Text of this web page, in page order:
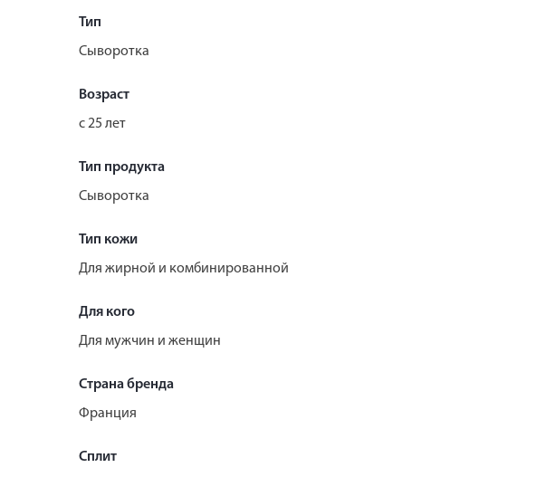
Тип
Сыворотка
Возраст
с 25 лет
Тип продукта
Сыворотка
Тип кожи
Для жирной и комбинированной
Для кого
Для мужчин и женщин
Страна бренда
Франция
Сплит